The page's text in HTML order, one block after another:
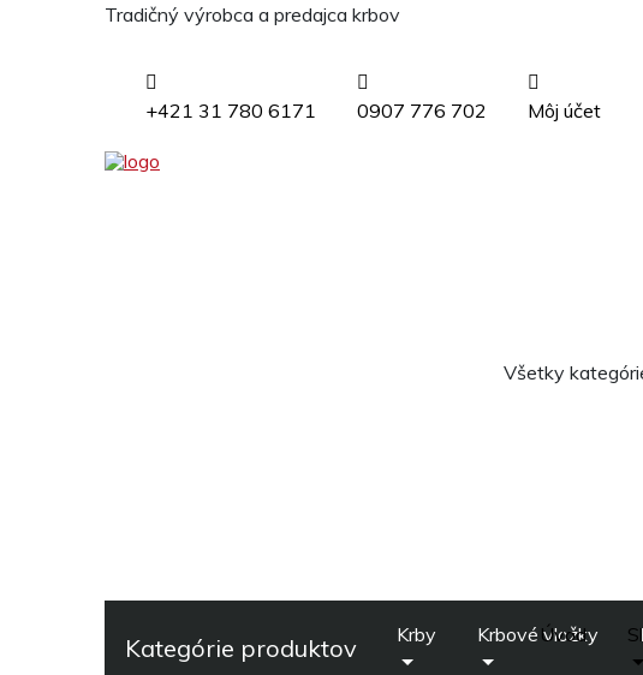
Tradičný výrobca a predajca krbov
+421 31 780 6171 0907 776 702 Môj účet
Všetky
Kategórie produktov Krby Krbové vložky
Úvod